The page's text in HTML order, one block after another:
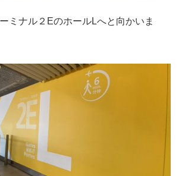
ミナル２EのホールLへと向かいま